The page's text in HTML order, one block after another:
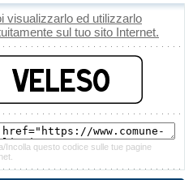
visualizzarlo ed utilizzarlo
sul tuo sito Internet.
Incolla questo codice sulle tue pagine